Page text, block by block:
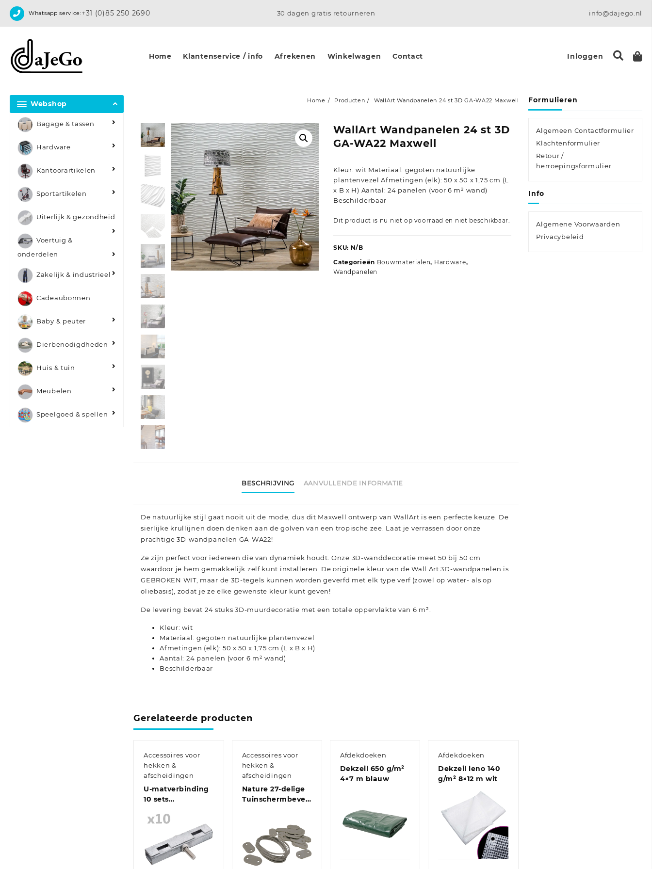
Whatsapp service:+31 (0)85 250 2690 30 dagen gratis retourneren info@dajego.nl
Home Klantenservice / info Afrekenen Winkelwagen Contact Inloggen
Webshop
Bagage & tassen
Hardware
Kantoorartikelen
Sportartikelen
Uiterlijk & gezondheid
Voertuig &
onderdelen
Zakelijk & industrieel
Cadeaubonnen
Baby & peuter
Dierbenodigdheden
Huis & tuin
Meubelen
Speelgoed & spellen
Home Producten WallArt Wandpanelen 24 st 3D GA-WA22 Maxwell
WallArt Wandpanelen 24 st 3D
GA-WA22 Maxwell
Kleur: wit Materiaal: gegoten natuurlijke
plantenvezel Afmetingen (elk): 50 x 50 x 1,75 cm (L
x B x H) Aantal: 24 panelen (voor 6 m² wand)
Beschilderbaar
Dit product is nu niet op voorraad en niet beschikbaar.
SKU: N/B
Categorieën Bouwmaterialen, Hardware,
Wandpanelen
BESCHRIJVING AANVULLENDE INFORMATIE
De natuurlijke stijl gaat nooit uit de mode, dus dit Maxwell ontwerp van WallArt is een perfecte keuze. De
sierlijke krullijnen doen denken aan de golven van een tropische zee. Laat je verrassen door onze
prachtige 3D-wandpanelen GA-WA22!
Ze zijn perfect voor iedereen die van dynamiek houdt. Onze 3D-wanddecoratie meet 50 bij 50 cm
waardoor je hem gemakkelijk zelf kunt installeren. De originele kleur van de Wall Art 3D-wandpanelen is
GEBROKEN WIT, maar de 3D-tegels kunnen worden geverfd met elk type verf (zowel op water- als op
oliebasis), zodat je ze elke gewenste kleur kunt geven!
De levering bevat 24 stuks 3D-muurdecoratie met een totale oppervlakte van 6 m².
Kleur: wit
Materiaal: gegoten natuurlijke plantenvezel
Afmetingen (elk): 50 x 50 x 1,75 cm (L x B x H)
Aantal: 24 panelen (voor 6 m² wand)
Beschilderbaar
Gerelateerde producten
Accessoires voor
hekken &
afscheidingen
U-matverbinding
10 sets
Quick View
Accessoires voor
hekken &
afscheidingen
Nature 27-delige
Tuinschermbevestigingsset
Quick View
Afdekdoeken
Dekzeil 650 g/m²
4×7 m blauw
Afdekdoeken
Dekzeil leno 140
g/m² 8×12 m wit
Quick View
Formulieren
Algemeen Contactformulier
Klachtenformulier
Retour /
herroepingsformulier
Info
Algemene Voorwaarden
Privacybeleid